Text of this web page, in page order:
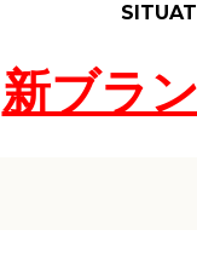
BLACK PRO
GLAY
MESSENGER PRO
MESSENGER
新ブラ